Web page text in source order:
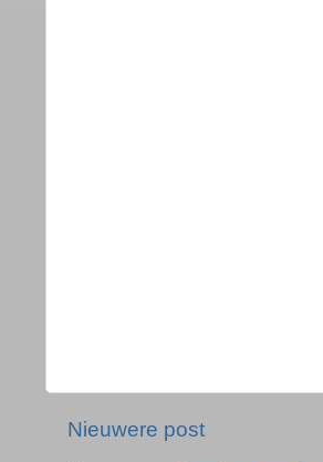
Nieuwere post